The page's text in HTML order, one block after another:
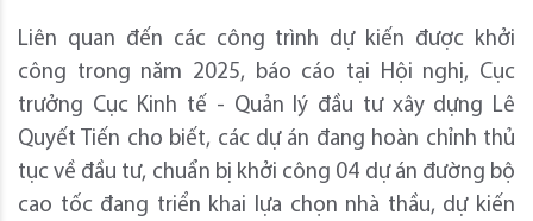
Liên quan đến các công trình dự kiến được khởi
công trong năm 2025, báo cáo tại Hội nghị, Cục
trưởng Cục Kinh tế - Quản lý đầu tư xây dựng Lê
Quyết Tiến cho biết, các dự án đang hoàn chỉnh thủ
tục về đầu tư, chuẩn bị khởi công 04 dự án đường bộ
cao tốc đang triển khai lựa chọn nhà thầu, dự kiến